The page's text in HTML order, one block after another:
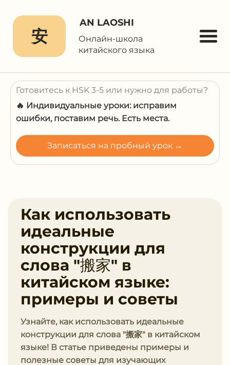
安
AN LAOSHI
Онлайн-школа
китайского языка
Готовитесь к HSK 3-5 или нужно для работы?
🔥 Индивидуальные уроки: исправим
ошибки, поставим речь. Есть места.
Записаться на пробный урок →
Как использовать
идеальные
конструкции для
слова "搬家" в
китайском языке:
примеры и советы
Узнайте, как использовать идеальные
конструкции для слова "搬家" в китайском
языке! В статье приведены примеры и
полезные советы для изучающих